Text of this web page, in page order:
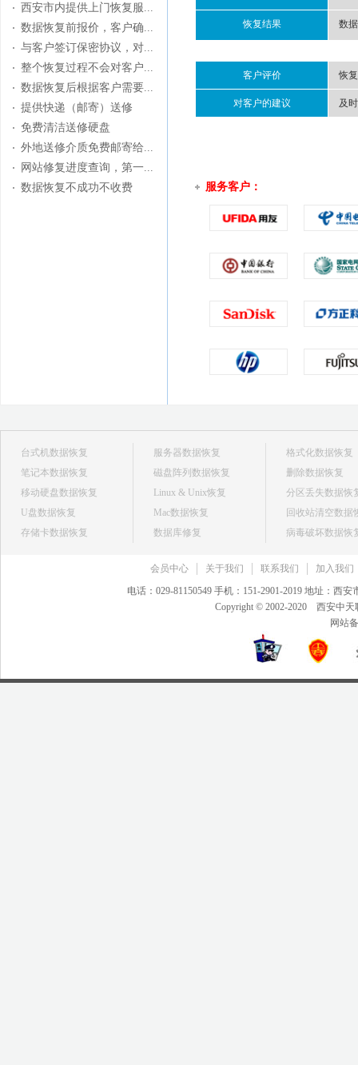
西安市内提供上门恢复服...
数据恢复前报价，客户确...
与客户签订保密协议，对...
整个恢复过程不会对客户...
数据恢复后根据客户需要...
提供快递（邮寄）送修
免费清洁送修硬盘
外地送修介质免费邮寄给...
网站修复进度查询，第一...
数据恢复不成功不收费
恢复结果 数
客户评价 恢
对客户的建议 及
服务客户：
台式机数据恢复
笔记本数据恢复
移动硬盘数据恢复
U盘数据恢复
存储卡数据恢复
服务器数据恢复
磁盘阵列数据恢复
Linux & Unix恢复
Mac数据恢复
数据库修复
格式化数据恢复
删除数据恢复
分区丢失数据恢
回收站清空数据
病毒破坏数据恢
会员中心 关于我们 联系我们
加入我们
电话：029-81150549 手机：151-2901-2019 地址：西
Copyright © 2002-2020 西安中
网站